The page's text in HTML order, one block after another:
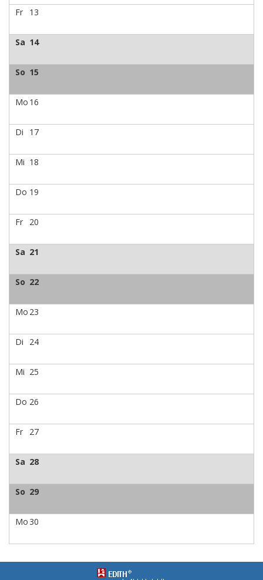
Fr 13
Sa 14
So 15
Mo 16
Di 17
Mi 18
Do 19
Fr 20
Sa 21
So 22
Mo 23
Di 24
Mi 25
Do 26
Fr 27
Sa 28
So 29
Mo 30